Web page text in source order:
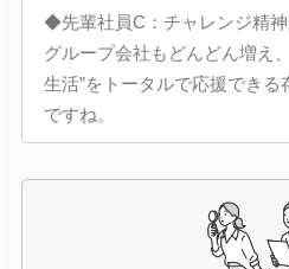
◆先輩社員C：チャレンジ精神
グループ会社もどんどん増え
生活”をトータルで応援でき
ですね。